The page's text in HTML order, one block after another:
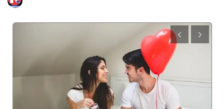
Terms & Conditions
रोजगार समाचार
Privacy Policy
App verify